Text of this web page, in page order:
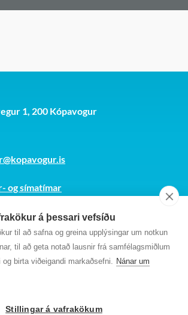
á þessari vefsíðu
til að safna og greina upplýsingar um notkun
til að geta notað lausnir frá samfélagsmiðlum
birta viðeigandi markaðsefni. Nánar um
Stillingar á vafrakökum
1, 200 Kópavogur
og símatímar
3759